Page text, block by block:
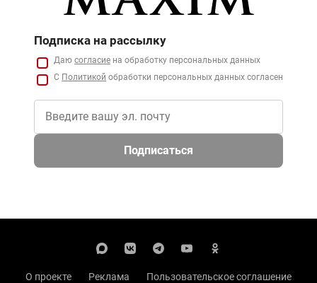
Подписка на рассылку
Даю согласие на обработку персональных данных
С Политикой обработки персональных данных согласен
Подписаться
О проекте Реклама
Пользовательское соглашение